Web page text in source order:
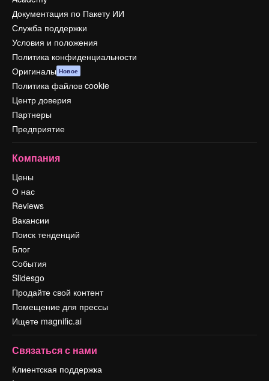
Документация по Пакету ИИ
Служба поддержки
Условия и положения
Политика конфиденциальности
Оригиналы Новое
Политика файлов cookie
Центр доверия
Партнеры
Предприятие
Компания
Цены
О нас
Reviews
Вакансии
Поиск тенденций
Блог
События
Slidesgo
Продайте свой контент
Помещение для прессы
Ищете magnific.ai
Связаться с нами
Клиентская поддержка